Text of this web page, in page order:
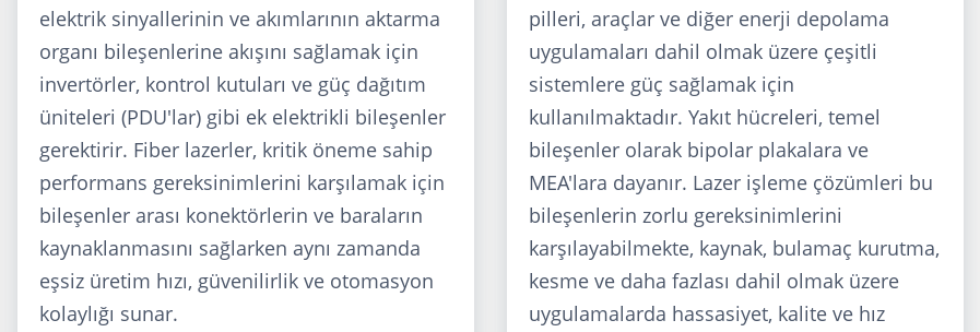
elektrik sinyallerinin ve akımlarının aktarma
organı bileşenlerine akışını sağlamak için
invertörler, kontrol kutuları ve güç dağıtım
üniteleri (PDU'lar) gibi ek elektrikli bileşenler
gerektirir. Fiber lazerler, kritik öneme sahip
performans gereksinimlerini karşılamak için
bileşenler arası konektörlerin ve baraların
kaynaklanmasını sağlarken aynı zamanda
eşsiz üretim hızı, güvenilirlik ve otomasyon
kolaylığı sunar.
pilleri, araçlar ve diğer enerji depolama
uygulamaları dahil olmak üzere çeşitli
sistemlere güç sağlamak için
kullanılmaktadır. Yakıt hücreleri, temel
bileşenler olarak bipolar plakalara ve
MEA'lara dayanır. Lazer işleme çözümleri bu
bileşenlerin zorlu gereksinimlerini
karşılayabilmekte, kaynak, bulamaç kurutma,
kesme ve daha fazlası dahil olmak üzere
uygulamalarda hassasiyet, kalite ve hız